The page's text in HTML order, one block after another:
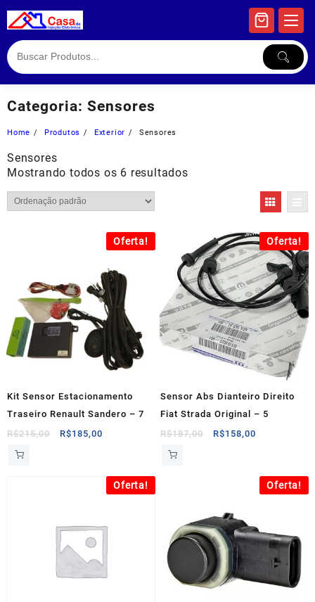
to
Categoria: Sensores
Home Produtos Exterior Sensores
Sensores
Mostrando todos os 6 resultados
Oferta!
Kit Sensor Estacionamento
Traseiro Renault Sandero – 7
R$215,00
O
R$185,00
é:
R$185,00.
Oferta!
Sensor Abs Dianteiro Direito
Fiat Strada Original – 5
R$187,00
O
R$158,00
é:
R$158,00.
Oferta! Oferta!